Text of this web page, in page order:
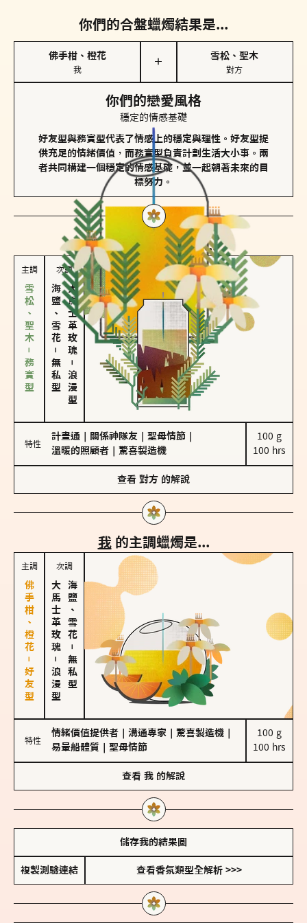
你們的合盤蠟燭結果是...
佛手柑、橙花
我
＋
雪松、聖木
對方
你們的戀愛風格
穩定的情感基礎
好友型與務實型代表了情感上的穩定與理性。好友型提
供充足的情緒價值，而務實型負責計劃生活大小事。兩
者共同構建一個穩定的情感基礎，並一起朝著未來的目
標努力。
對方的主調蠟燭是...
主調
雪松、聖木－務實型
次調
海鹽、雪花
－
無私型
大馬士革玫瑰
－
浪漫型
特性
計畫通 關係神隊友 聖母情節
溫暖的照顧者
驚喜製造機
100 g
100 hrs
查看 對方 的解說
我 的主調蠟燭是...
主調
佛手柑、橙花－好友型
次調
大馬士革玫瑰
－
浪漫型
海鹽、雪花
－
無私型
特性
情緒價值提供者 溝通專家 驚喜製造機
易暈船體質
聖母情節
100 g
100 hrs
查看 我 的解說
儲存我的結果圖
複製測驗連結 查看香氛類型全解析 >>>